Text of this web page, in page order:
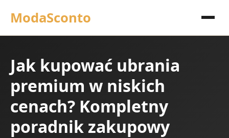
ModaSconto
Jak kupować ubrania
premium w niskich
cenach? Kompletny
poradnik zakupowy